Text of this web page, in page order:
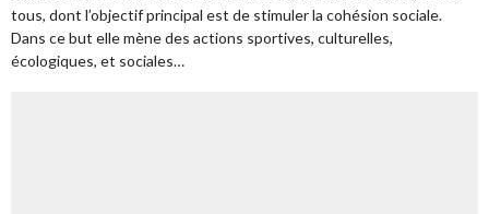
tous, dont l’objectif principal est de stimuler la cohésion sociale.
Dans ce but elle mène des actions sportives, culturelles,
écologiques, et sociales…